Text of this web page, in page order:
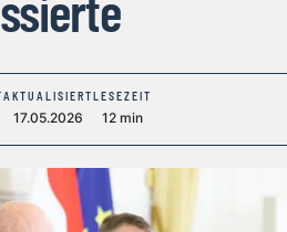
AKTUALISIERT
17.05.2026
LESEZEIT
12 min